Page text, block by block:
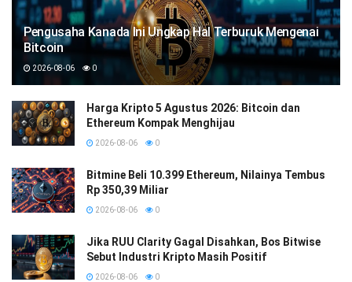
Pengusaha Kanada Ini Ungkap Hal Terburuk Mengenai
Bitcoin
2026-08-06 0
Harga Kripto 5 Agustus 2026: Bitcoin dan
Ethereum Kompak Menghijau
2026-08-06 0
Bitmine Beli 10.399 Ethereum, Nilainya Tembus
Rp 350,39 Miliar
2026-08-06 0
Jika RUU Clarity Gagal Disahkan, Bos Bitwise
Sebut Industri Kripto Masih Positif
2026-08-06 0